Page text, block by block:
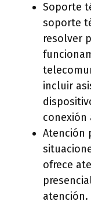
Soporte
soporte
resolver
incluir
conexión
Atención
ofrece
atención.